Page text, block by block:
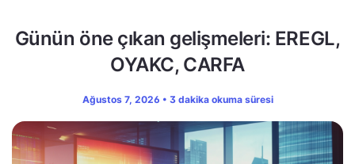
Günün öne çıkan gelişmeleri: EREGL,
OYAKC, CARFA
Ağustos 7, 2026 • 3 dakika okuma süresi